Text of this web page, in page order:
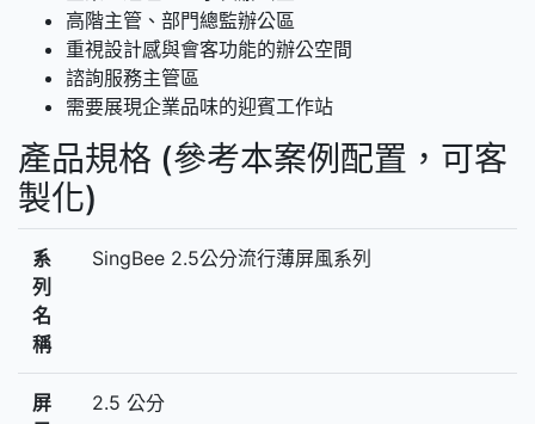
高階主管、部門總監辦公區
重視設計感與會客功能的辦公空間
諮詢服務主管區
需要展現企業品味的迎賓工作站
產品規格 (參考本案例配置，可客
製化)
系
列
名
稱
SingBee 2.5公分流行薄屏風系列
屏
2.5 公分